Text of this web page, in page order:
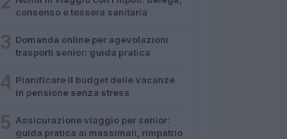
consenso e tessera sanitaria
Domanda online per agevolazioni
trasporti senior: guida pratica
Pianificare il budget delle vacanze
in pensione senza stress
Assicurazione viaggio per senior:
guida pratica ai massimali, rimpatrio